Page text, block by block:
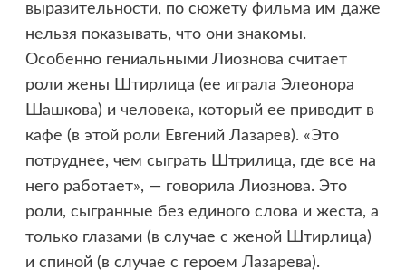
выразительности, по сюжету фильма им даже
нельзя показывать, что они знакомы.
Особенно гениальными Лиознова считает
роли жены Штирлица (ее играла Элеонора
Шашкова) и человека, который ее приводит в
кафе (в этой роли Евгений Лазарев). «Это
потруднее, чем сыграть Штрилица, где все на
него работает», — говорила Лиознова. Это
роли, сыгранные без единого слова и жеста, а
только глазами (в случае с женой Штирлица)
и спиной (в случае с героем Лазарева).